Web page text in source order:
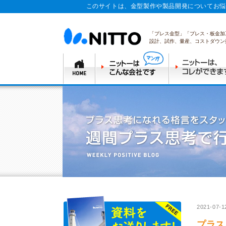
このサイトは、金型製作や製品開発についてお
「プレス金型」「プレス・板金
設計、試作、量産、コストダウ
2021-07-